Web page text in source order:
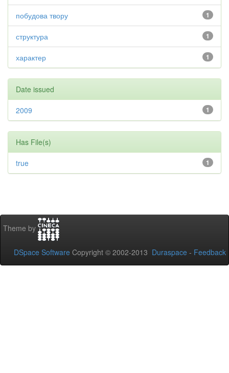
1
побудова твору
1
структура
1
характер
Date issued
1
2009
Has File(s)
1
true
Theme by
DSpace Software Copyright © 2002-2013 Duraspace - Feedback